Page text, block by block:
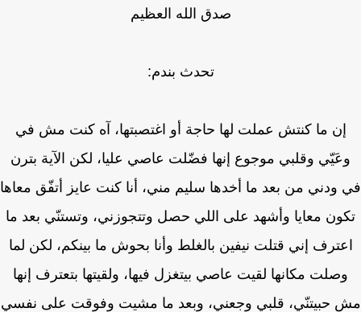
صدق الله العظيم
تحدث بندم:
إن ما كنتش عملت لها حاجة أو اغتصبتها، آه كنت مش في
وقلبي موجوع إنها فضّلت عاصي عليا، لكن الآية بترن
ودني من بعد ما أخدها سليم مني، أنا كنت عايز أتفّق معاها
معايا وأشهد على اللي حصل وتتجوزني، وتستنّي بعد ما
إني قتلت نيفين بالغلط وأنا بحوش ما بينكم، لكن لما
مكانها لقيت عاصي بيتغزل فيها، ولقيتها بتعترف إنها
حبيتنّي، قلبي وجعني، وبعد ما مشيت وفوقت على نفسي